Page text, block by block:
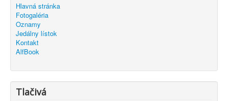
Hlavná stránka
Fotogaléria
Oznamy
Jedálny lístok
Kontakt
AlfBook
Tlačivá